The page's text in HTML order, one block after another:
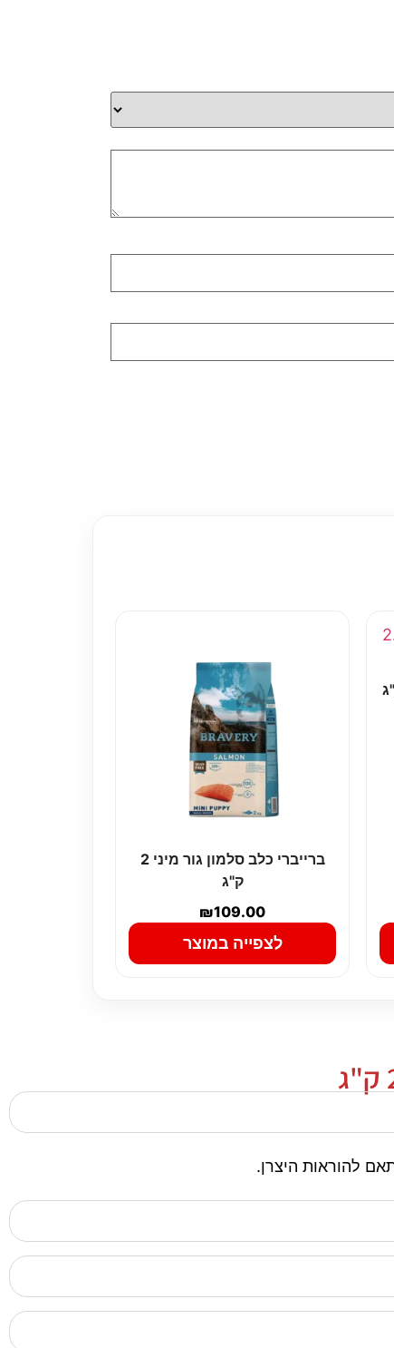
ברייברי כלב סלמון גור מיני 2
ק"ג
₪109.00
לצפייה במוצר